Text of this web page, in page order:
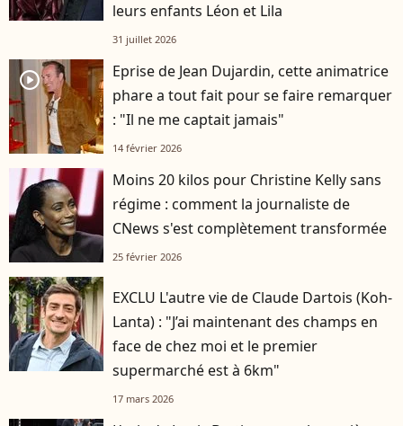
leurs enfants Léon et Lila
31 juillet 2026
player2
Eprise de Jean Dujardin, cette animatrice
phare a tout fait pour se faire remarquer
: "Il ne me captait jamais"
14 février 2026
Moins 20 kilos pour Christine Kelly sans
régime : comment la journaliste de
CNews s'est complètement transformée
25 février 2026
EXCLU L'autre vie de Claude Dartois (Koh-
Lanta) : "J’ai maintenant des champs en
face de chez moi et le premier
supermarché est à 6km"
17 mars 2026